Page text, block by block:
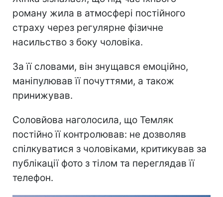
роману жила в атмосфері постійного
страху через регулярне фізичне
насильство з боку чоловіка.
За її словами, він знущався емоційно,
маніпулював її почуттями, а також
принижував.
Соловйова наголосила, що Темляк
постійно її контролював: не дозволяв
спілкуватися з чоловіками, критикував за
публікації фото з тілом та переглядав її
телефон.